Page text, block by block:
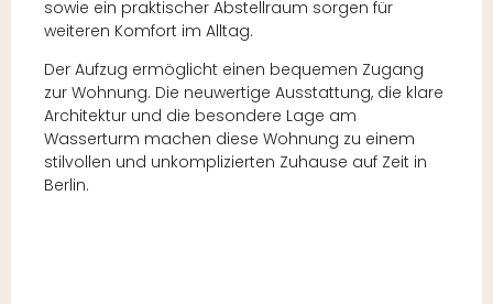
sowie ein praktischer Abstellraum sorgen für
weiteren Komfort im Alltag.
Der Aufzug ermöglicht einen bequemen Zugang
zur Wohnung. Die neuwertige Ausstattung, die klare
Architektur und die besondere Lage am
Wasserturm machen diese Wohnung zu einem
stilvollen und unkomplizierten Zuhause auf Zeit in
Berlin.